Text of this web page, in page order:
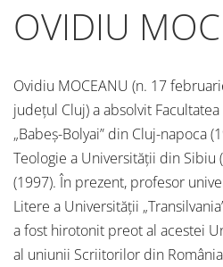
OVIDIU
Ovidiu MOCEANU (n. 17
judeţul Cluj) a absolvit
„Babeș-Bolyai” din Cluj-napoca
Teologie a Universităţii din Sibiu
(1997). În prezent, profesor
Litere a Universităţii
a fost hirotonit preot al acestei
al uniunii Scriitorilor din